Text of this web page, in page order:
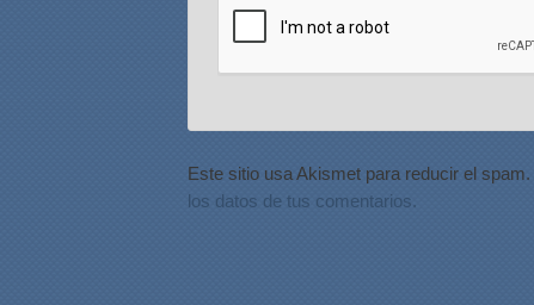
Este sitio usa Akismet para reducir el spam.
los datos de tus comentarios.